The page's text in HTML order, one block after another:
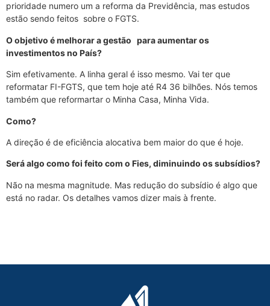
prioridade numero um a reforma da Previdência, mas estudos
estão sendo feitos sobre o FGTS.
O objetivo é melhorar a gestão para aumentar os
investimentos no País?
Sim efetivamente. A linha geral é isso mesmo. Vai ter que
reformatar FI-FGTS, que tem hoje até R4 36 bilhões. Nós temos
também que reformartar o Minha Casa, Minha Vida.
Como?
A direção é de eficiência alocativa bem maior do que é hoje.
Será algo como foi feito com o Fies, diminuindo os subsídios?
Não na mesma magnitude. Mas redução do subsídio é algo que
está no radar. Os detalhes vamos dizer mais à frente.